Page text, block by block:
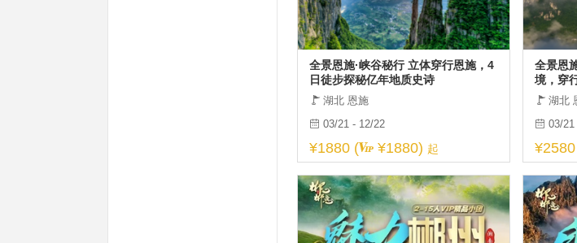
全景恩施·峡谷秘行 立体穿行恩施，4
日徒步探秘亿年地质史诗
湖北 恩施
03/21 - 12/22
¥1880 ( ¥1880) 起
全景恩
境，穿
烟火人
湖北
03/